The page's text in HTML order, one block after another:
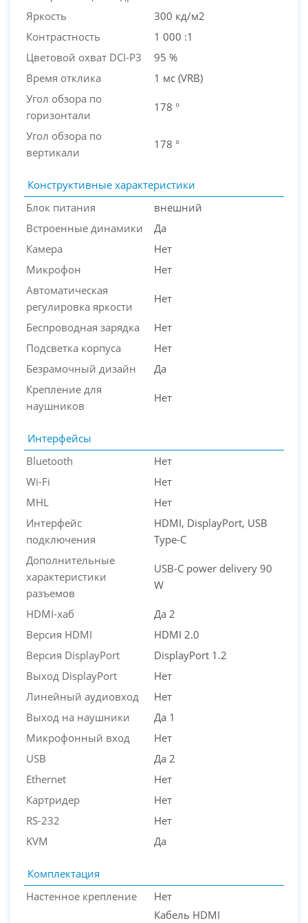
Яркость
300 кд/м2
Контрастность
1 000 :1
Цветовой охват DCI-P3
95 %
Время отклика
1 мс (VRB)
Угол обзора по
горизонтали
178 °
Угол обзора по
вертикали
178 °
Конструктивные характеристики
Блок питания
внешний
Встроенные динамики
Да
Камера
Нет
Микрофон
Нет
Автоматическая
регулировка яркости
Нет
Беспроводная зарядка
Нет
Подсветка корпуса
Нет
Безрамочный дизайн
Да
Крепление для
наушников
Нет
Интерфейсы
Bluetooth
Нет
Wi-Fi
Нет
MHL
Нет
Интерфейс
подключения
HDMI, DisplayPort, USB
Type-C
Дополнительные
характеристики
разъемов
USB-C power delivery 90
W
HDMI-хаб
Да 2
Версия HDMI
HDMI 2.0
Версия DisplayPort
DisplayPort 1.2
Выход DisplayPort
Нет
Линейный аудиовход
Нет
Выход на наушники
Да 1
Микрофонный вход
Нет
USB
Да 2
Ethernet
Нет
Картридер
Нет
RS-232
Нет
KVM
Да
Комплектация
Настенное крепление
Нет
Кабель HDMI